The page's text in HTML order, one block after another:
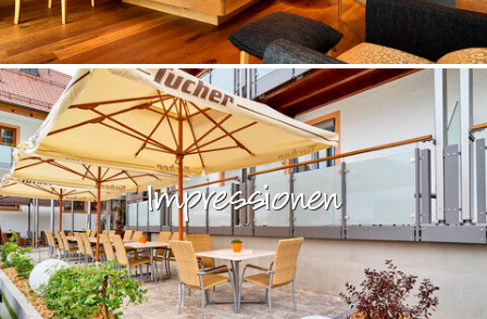
Impressionen